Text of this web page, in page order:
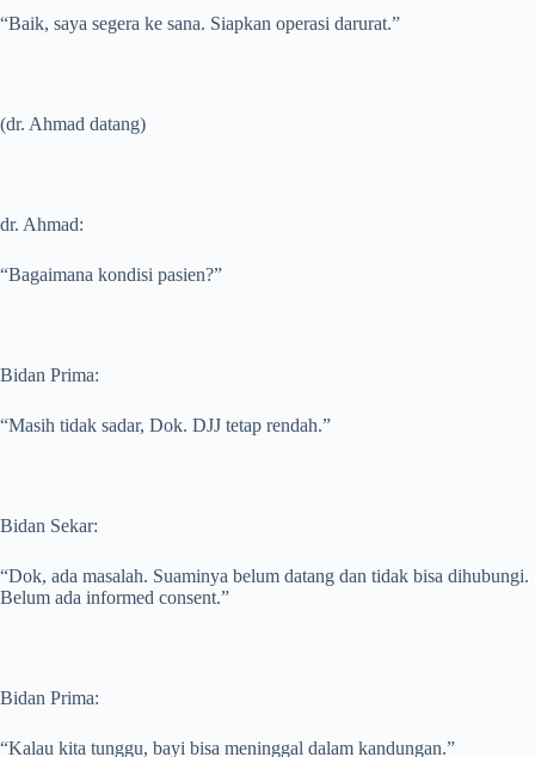
“Baik, saya segera ke sana. Siapkan operasi darurat.”
(dr. Ahmad datang)
dr. Ahmad:
“Bagaimana kondisi pasien?”
Bidan Prima:
“Masih tidak sadar, Dok. DJJ tetap rendah.”
Bidan Sekar:
“Dok, ada masalah. Suaminya belum datang dan tidak bisa dihubungi.
Belum ada informed consent.”
Bidan Prima:
“Kalau kita tunggu, bayi bisa meninggal dalam kandungan.”